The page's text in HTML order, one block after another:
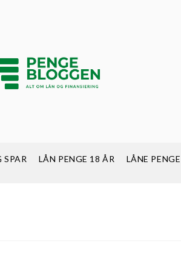
SPAR LÅN PENGE 18 ÅR LÅNE PENGE